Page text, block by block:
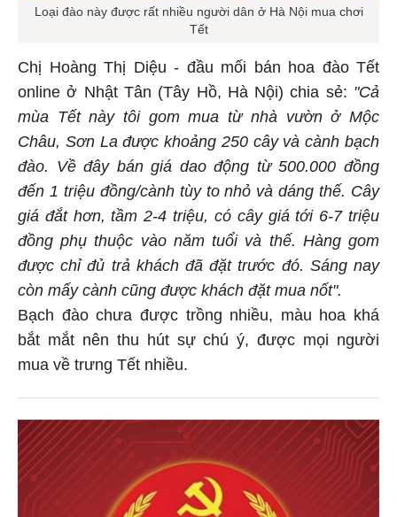
Loại đào này được rất nhiều người dân ở Hà Nội mua chơi
Tết
Chị Hoàng Thị Diệu - đầu mối bán hoa đào Tết
online ở Nhật Tân (Tây Hồ, Hà Nội) chia sẻ: "Cả
mùa Tết này tôi gom mua từ nhà vườn ở Mộc
Châu, Sơn La được khoảng 250 cây và cành bạch
đào. Về đây bán giá dao động từ 500.000 đồng
đến 1 triệu đồng/cành tùy to nhỏ và dáng thế. Cây
giá đắt hơn, tầm 2-4 triệu, có cây giá tới 6-7 triệu
đồng phụ thuộc vào năm tuổi và thế. Hàng gom
được chỉ đủ trả khách đã đặt trước đó. Sáng nay
còn mấy cành cũng được khách đặt mua nốt".
Bạch đào chưa được trồng nhiều, màu hoa khá
bắt mắt nên thu hút sự chú ý, được mọi người
mua về trưng Tết nhiều.